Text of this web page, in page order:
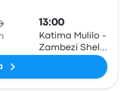
13:00
Katima Mulilo -
Zambezi Shell